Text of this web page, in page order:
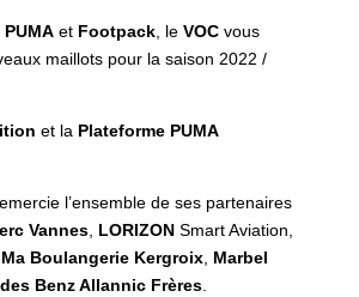
PUMAet Footpack, le VOCvous
maillots pour la saison 2022 /
et la Plateforme PUMA
l’ensemble de ses partenaires
Vannes, LORIZONSmart Aviation,
Ma Boulangerie Kergroix, Marbel
Benz Allannic Frères.